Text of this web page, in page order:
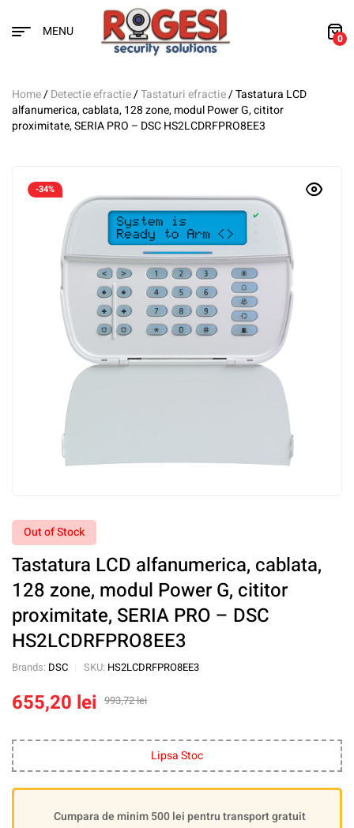
MENU 0
Home/Detectie efractie/Tastaturi efractie/ Tastatura LCD
alfanumerica, cablata, 128 zone, modul Power G, cititor
proximitate, SERIA PRO – DSC HS2LCDRFPRO8EE3
-34%
Out of Stock
Tastatura LCD alfanumerica, cablata,
128 zone, modul Power G, cititor
proximitate, SERIA PRO – DSC
HS2LCDRFPRO8EE3
Brands: DSC SKU: HS2LCDRFPRO8EE3
993,72lei
655,20 lei
Lipsa Stoc
Cumpara de minim 500 lei pentru transport gratuit